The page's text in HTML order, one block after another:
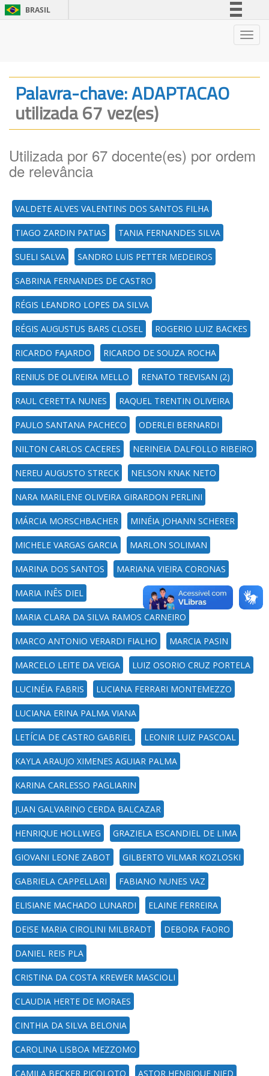
BRASIL
Legislação
Palavra-chave: ADAPTACAO
utilizada 67 vez(es)
Utilizada por 67 docente(es) por ordem
de relevância
VALDETE ALVES VALENTINS DOS SANTOS FILHA
TIAGO ZARDIN PATIAS TANIA FERNANDES SILVA
SUELI SALVA SANDRO LUIS PETTER MEDEIROS
SABRINA FERNANDES DE CASTRO
RÉGIS LEANDRO LOPES DA SILVA
RÉGIS AUGUSTUS BARS CLOSEL ROGERIO LUIZ BACKES
RICARDO FAJARDO RICARDO DE SOUZA ROCHA
RENIUS DE OLIVEIRA MELLO RENATO TREVISAN (2)
RAUL CERETTA NUNES RAQUEL TRENTIN OLIVEIRA
PAULO SANTANA PACHECO ODERLEI BERNARDI
NILTON CARLOS CACERES NERINEIA DALFOLLO RIBEIRO
NEREU AUGUSTO STRECK NELSON KNAK NETO
NARA MARILENE OLIVEIRA GIRARDON PERLINI
MÁRCIA MORSCHBACHER MINÉIA JOHANN SCHERER
MICHELE VARGAS GARCIA MARLON SOLIMAN
MARINA DOS SANTOS MARIANA VIEIRA CORONAS
MARIA INÊS DIEL
MARIA CLARA DA SILVA RAMOS CARNEIRO
MARCO ANTONIO VERARDI FIALHO MARCIA PASIN
MARCELO LEITE DA VEIGA LUIZ OSORIO CRUZ PORTELA
LUCINÉIA FABRIS LUCIANA FERRARI MONTEMEZZO
LUCIANA ERINA PALMA VIANA
LETÍCIA DE CASTRO GABRIEL LEONIR LUIZ PASCOAL
KAYLA ARAUJO XIMENES AGUIAR PALMA
KARINA CARLESSO PAGLIARIN
JUAN GALVARINO CERDA BALCAZAR
HENRIQUE HOLLWEG GRAZIELA ESCANDIEL DE LIMA
GIOVANI LEONE ZABOT GILBERTO VILMAR KOZLOSKI
GABRIELA CAPPELLARI FABIANO NUNES VAZ
ELISIANE MACHADO LUNARDI ELAINE FERREIRA
DEISE MARIA CIROLINI MILBRADT DEBORA FAORO
DANIEL REIS PLA
CRISTINA DA COSTA KREWER MASCIOLI
CLAUDIA HERTE DE MORAES
CINTHIA DA SILVA BELONIA
CAROLINA LISBOA MEZZOMO
CAMILA BECKER PICOLOTO ASTOR HENRIQUE NIED